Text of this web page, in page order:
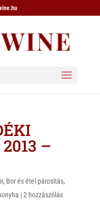
–
, Bor és étel párosítás,
|2 hozzászólás